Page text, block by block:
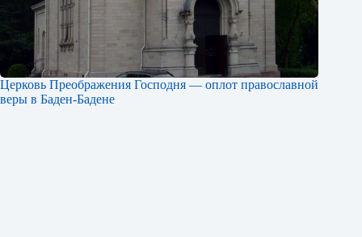
Церковь Преображения Господня — оплот православной
веры в Баден-Бадене